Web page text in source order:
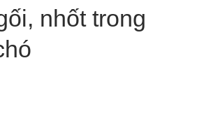
nhốt trong